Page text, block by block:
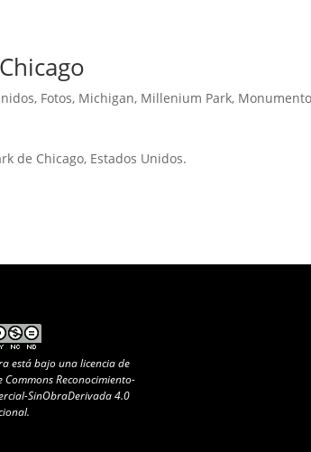
, Fotos, Michigan, Millenium Park,
de Chicago, Estados Unidos.
está bajo unalicencia de
Commons Reconocimiento-
SinObraDerivada 4.0
.